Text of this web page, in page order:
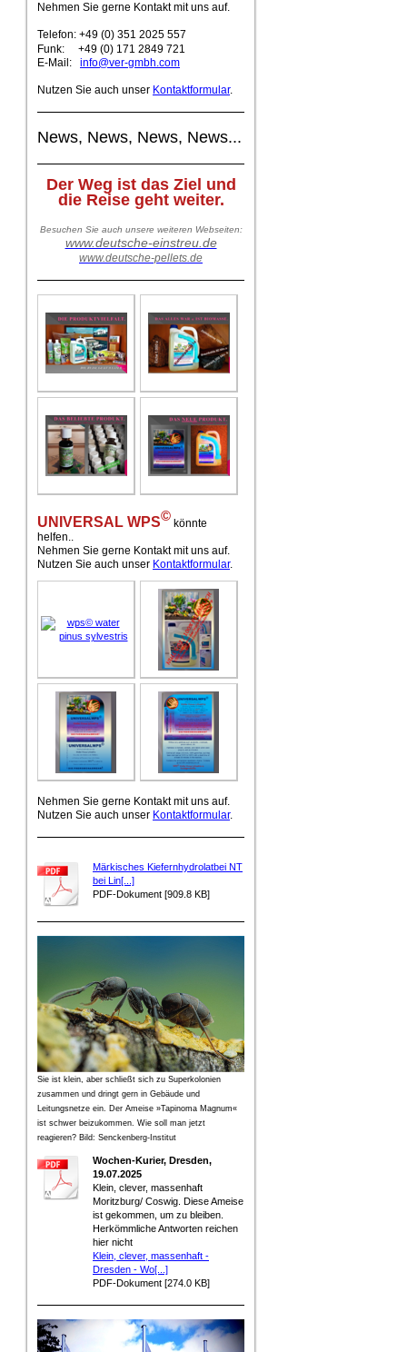
Nehmen Sie gerne Kontakt mit uns auf.
Telefon: +49 (0) 351 2025 557
Funk:
+49 (0) 171 2849 721
E-Mail: info@ver-gmbh.com
Nutzen Sie auch unser Kontaktformular.
News, News, News, News...
Der Weg ist das Ziel und
die Reise geht weiter.
Besuchen Sie auch unsere weiteren Webseiten:
www.deutsche-einstreu.de
www.deutsche-pellets.de
UNIVERSAL WPS© könnte
helfen..
Nehmen Sie gerne Kontakt mit uns auf.
Nutzen Sie auch unser Kontaktformular.
Nehmen Sie gerne Kontakt mit uns auf.
Nutzen Sie auch unser Kontaktformular.
Märkisches Kiefernhydrolatbei NT
bei Lin[...]
PDF-Dokument [909.8 KB]
Sie ist klein, aber schließt sich zu Superkolonien
zusammen und dringt gern in Gebäude und
Leitungsnetze ein. Der Ameise »Tapinoma Magnum«
ist schwer beizukommen. Wie soll man jetzt
reagieren? Bild: Senckenberg-Institut
Wochen-Kurier, Dresden,
19.07.2025
Klein, clever, massenhaft
Moritzburg/ Coswig. Diese Ameise
ist gekommen, um zu bleiben.
Herkömmliche Antworten reichen
hier nicht
Klein, clever, massenhaft -
Dresden - Wo[...]
PDF-Dokument [274.0 KB]